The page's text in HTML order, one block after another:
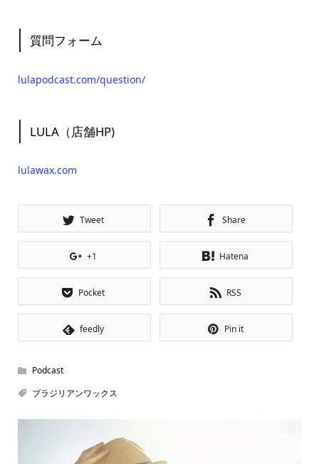
質問フォーム
lulapodcast.com/question/
LULA（店舗HP)
lulawax.com
Tweet Share
+1 Hatena
Pocket RSS
feedly Pin it
Podcast
ブラジリアンワックス